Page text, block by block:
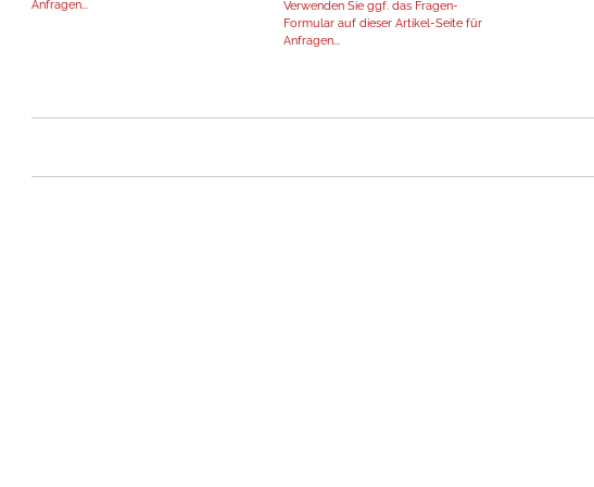
Anfragen...
Verwenden Sie ggf. das Fragen-
Formular auf dieser Artikel-Seite für
Anfragen...